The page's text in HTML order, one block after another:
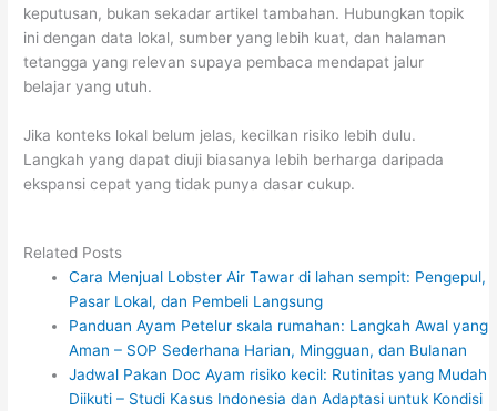
keputusan, bukan sekadar artikel tambahan. Hubungkan topik
ini dengan data lokal, sumber yang lebih kuat, dan halaman
tetangga yang relevan supaya pembaca mendapat jalur
belajar yang utuh.
Jika konteks lokal belum jelas, kecilkan risiko lebih dulu.
Langkah yang dapat diuji biasanya lebih berharga daripada
ekspansi cepat yang tidak punya dasar cukup.
Related Posts
Cara Menjual Lobster Air Tawar di lahan sempit: Pengepul,
Pasar Lokal, dan Pembeli Langsung
Panduan Ayam Petelur skala rumahan: Langkah Awal yang
Aman – SOP Sederhana Harian, Mingguan, dan Bulanan
Jadwal Pakan Doc Ayam risiko kecil: Rutinitas yang Mudah
Diikuti – Studi Kasus Indonesia dan Adaptasi untuk Kondisi